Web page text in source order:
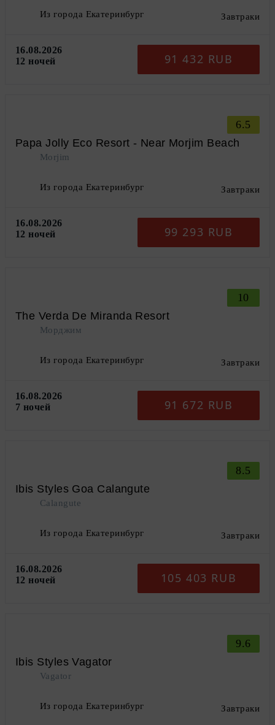
Из города Екатеринбург Завтраки
16.08.2026
12 ночей
91 432 RUB
6.5
Papa Jolly Eco Resort - Near Morjim Beach
Morjim
Из города Екатеринбург Завтраки
16.08.2026
12 ночей
99 293 RUB
10
The Verda De Miranda Resort
Морджим
Из города Екатеринбург Завтраки
16.08.2026
7 ночей
91 672 RUB
8.5
Ibis Styles Goa Calangute
Calangute
Из города Екатеринбург Завтраки
16.08.2026
12 ночей
105 403 RUB
9.6
Ibis Styles Vagator
Vagator
Из города Екатеринбург Завтраки